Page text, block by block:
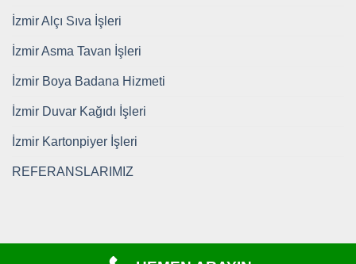
İzmir Alçı Sıva İşleri
İzmir Asma Tavan İşleri
İzmir Boya Badana Hizmeti
İzmir Duvar Kağıdı İşleri
İzmir Kartonpiyer İşleri
REFERANSLARIMIZ